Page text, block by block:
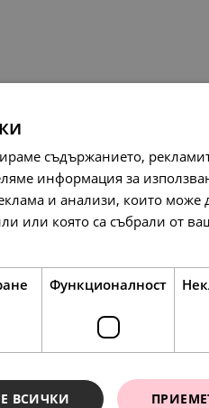
И
€
СЕГА
76. лв.
съдържанието,
информация за
и анализи, които може
или която са събрали от
Функционалност
ВСИЧКИ